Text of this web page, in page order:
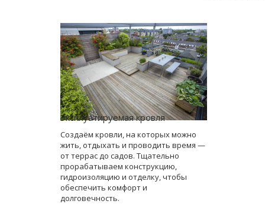
Эксплуатируемая кровля
Создаём кровли, на которых можно
жить, отдыхать и проводить время —
от террас до садов. Тщательно
прорабатываем конструкцию,
гидроизоляцию и отделку, чтобы
обеспечить комфорт и
долговечность.